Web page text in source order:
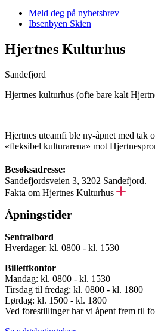
Meld deg på nyhetsbrev
Ibsenbyen Skien
Hjertnes Kulturhus
Sandefjord
Hjertnes kulturhus (ofte bare kalt
Hjertnes uteamfi ble ny-åpnet med tak
«fleksibel kulturarena» mot
Besøksadresse:
Sandefjordsveien 3, 3202 Sandefjord.
Fakta om Hjertnes Kulturhus
Åpningstider
Sentralbord
Hverdager: kl. 0800 - kl. 1530
Billettkontor
Mandag: kl. 0800 - kl. 1530
Tirsdag til fredag: kl. 0800 - kl. 1800
Lørdag: kl. 1500 - kl. 1800
Ved forestillinger har vi åpent frem til